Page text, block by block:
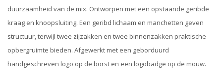
duurzaamheid van de mix. Ontworpen met een opstaande geribde
kraag en knoopsluiting. Een geribd lichaam en manchetten geven
structuur, terwijl twee zijzakken en twee binnenzakken praktische
opbergruimte bieden. Afgewerkt met een geborduurd
handgeschreven logo op de borst en een logobadge op de mouw.